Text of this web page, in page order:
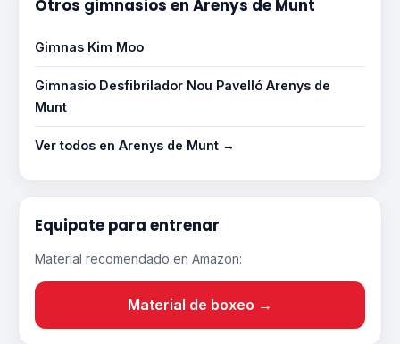
Otros gimnasios en Arenys de Munt
Gimnas Kim Moo
Gimnasio Desfibrilador Nou Pavelló Arenys de
Munt
Ver todos en Arenys de Munt →
Equipate para entrenar
Material recomendado en Amazon:
Material de boxeo →